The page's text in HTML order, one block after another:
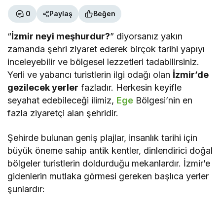
0 Paylaş Beğen
“İzmir neyi meşhurdur?” diyorsanız yakın
zamanda şehri ziyaret ederek birçok tarihi yapıyı
inceleyebilir ve bölgesel lezzetleri tadabilirsiniz.
Yerli ve yabancı turistlerin ilgi odağı olan İzmir’de
gezilecek yerler fazladır. Herkesin keyifle
seyahat edebileceği ilimiz, Ege Bölgesi’nin en
fazla ziyaretçi alan şehridir.
Şehirde bulunan geniş plajlar, insanlık tarihi için
büyük öneme sahip antik kentler, dinlendirici doğal
bölgeler turistlerin doldurduğu mekanlardır. İzmir’e
gidenlerin mutlaka görmesi gereken başlıca yerler
şunlardır: